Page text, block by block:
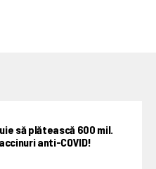
să plătească 600 mil.
anti-COVID!